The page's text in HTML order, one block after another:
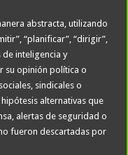
abstracta, utilizando
“planificar”, “dirigir”,
de inteligencia y
su opinión política o
sindicales o
alternativas que
alertas de seguridad o
fueron descartadas por